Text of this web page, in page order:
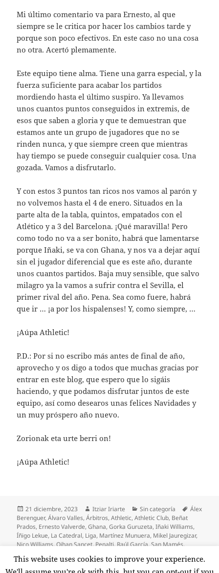
Mi último comentario va para Ernesto, al que
siempre se le critica por hacer los cambios tarde y
porque son poco efectivos. En este caso no una cosa
no otra. Acertó plemamente.
Este equipo tiene alma. Tiene una garra especial, y la
fuerza suficiente para acabar los partidos
mordiendo hasta el último suspiro. Ya llevamos
unos cuantos puntos conseguidos in extremis, de
esos que saben a gloria y que te demuestran que
estamos ante un grupo de jugadores que no se
rinden nunca, y que siempre creen que mientras
hay tiempo se puede conseguir cualquier cosa. Una
gozada. Vamos a disfrutarlo.
Y con estos 3 puntos tan ricos nos vamos al parón y
no volvemos hasta el 4 de enero. Situados en la
parte alta de la tabla, quintos, empatados con el
Atlético y a 3 del Barcelona. ¡Qué maravilla! Pero
como todo no va a ser bonito, habrá que lamentarse
porque Iñaki, se va con Ghana, y nos va a dejar aquí
sin el jugador diferencial que es este año, durante
unos cuantos partidos. Baja muy sensible, que salvo
milagro ya la vamos a sufrir contra el Sevilla, el
primer rival del año. Pena. Sea como fuere, habrá
que ir … ¡a por los hispalenses! Y, como siempre, …
¡Aúpa Athletic!
P.D.: Por si no escribo más antes de final de año,
aprovecho y os digo a todos que muchas gracias por
entrar en este blog, que espero que lo sigáis
haciendo, y que podamos disfrutar juntos de este
equipo, así como desearos unas felices Navidades y
un muy próspero año nuevo.
Zorionak eta urte berri on!
¡Aúpa Athletic!
Publicado
el
21 diciembre, 2023 Autor
Itziar Iriarte Categorías
Sin categoría Etiquetas
Álex
Berenguer,Álvaro Valles,Árbitros,Athletic,Athletic Club, Beñat
Prados, Ernesto Valverde,Ghana,Gorka Guruzeta,Iñaki Williams,
Íñigo Lekue, La Catedral, Liga, Martínez Munuera, Mikel Jauregizar,
Nico Williams,Oihan Sancet, Penalti, Raúl García,San Mamés,
24 comentariosen Un Athletic de casta gana a la U.D. Las Palmas
This website uses cookies to improve your experience.